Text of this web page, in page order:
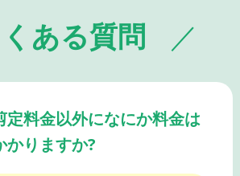
ある質問
定料金以外になにか料金は
かりますか?